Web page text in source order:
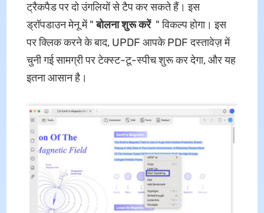
ट्रैकपैड पर दो उंगलियों से टैप कर सकते हैं। इस
ड्रॉपडाउन मेनू में "बोलनाशुरू करें" विकल्प होगा। इस
पर क्लिक करने के बाद, UPDF आपके PDF दस्तावेज़ में
चुनी गई सामग्री पर टेक्स्ट-टू-स्पीच शुरू कर देगा, और यह
इतना आसान है।